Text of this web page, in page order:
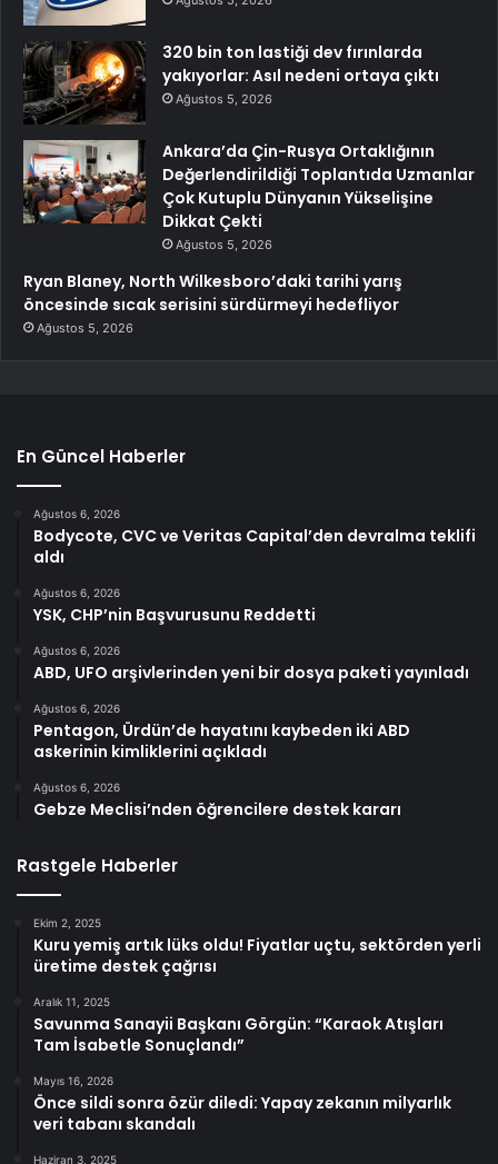
320 bin ton lastiği dev fırınlarda
yakıyorlar: Asıl nedeni ortaya çıktı
Ağustos 5, 2026
Ankara’da Çin-Rusya Ortaklığının
Değerlendirildiği Toplantıda Uzmanlar
Çok Kutuplu Dünyanın Yükselişine
Dikkat Çekti
Ağustos 5, 2026
Ryan Blaney, North Wilkesboro’daki tarihi yarış
öncesinde sıcak serisini sürdürmeyi hedefliyor
Ağustos 5, 2026
En Güncel Haberler
Ağustos 6, 2026
Bodycote, CVC ve Veritas Capital’den devralma teklifi
aldı
Ağustos 6, 2026
YSK, CHP’nin Başvurusunu Reddetti
Ağustos 6, 2026
ABD, UFO arşivlerinden yeni bir dosya paketi yayınladı
Ağustos 6, 2026
Pentagon, Ürdün’de hayatını kaybeden iki ABD
askerinin kimliklerini açıkladı
Ağustos 6, 2026
Gebze Meclisi’nden öğrencilere destek kararı
Rastgele Haberler
Ekim 2, 2025
Kuru yemiş artık lüks oldu! Fiyatlar uçtu, sektörden yerli
üretime destek çağrısı
Aralık 11, 2025
Savunma Sanayii Başkanı Görgün: “Karaok Atışları
Tam İsabetle Sonuçlandı”
Mayıs 16, 2026
Önce sildi sonra özür diledi: Yapay zekanın milyarlık
veri tabanı skandalı
Haziran 3, 2025